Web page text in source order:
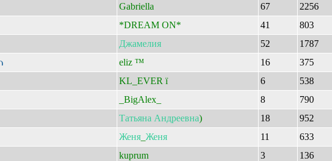
Gabriella 67 2256
*DREAM ON* 41 803
Джамелия 52 1787
eliz ™ 16 375
KL_EVER ї 6 538
_BigAlex_ 8 790
Татьяна Андреевна) 18 952
Женя Женя 11 633
kuprum 3 136